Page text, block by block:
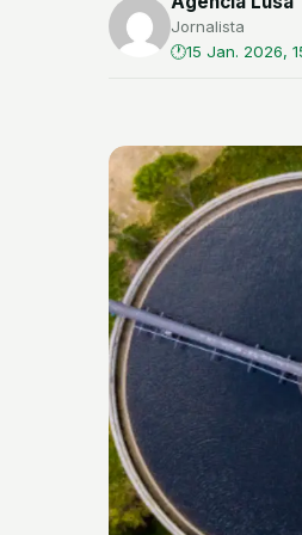
Jornalista
15 Jan. 2026,